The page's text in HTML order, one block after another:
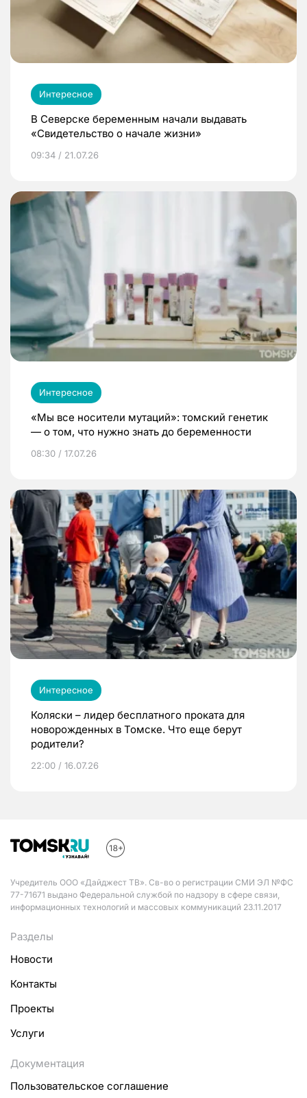
Интересное
В Северске беременным начали выдавать
«Свидетельство о начале жизни»
09:34 / 21.07.26
Интересное
«Мы все носители мутаций»: томский генетик
— о том, что нужно знать до беременности
08:30 / 17.07.26
Интересное
Коляски – лидер бесплатного проката для
новорожденных в Томске. Что еще берут
родители?
22:00 / 16.07.26
Учредитель ООО «Дайджест ТВ». Св-во о регистрации СМИ ЭЛ №ФС
77-71671 выдано Федеральной службой по надзору в сфере связи,
информационных технологий и массовых коммуникаций 23.11.2017
Разделы
Новости
Контакты
Проекты
Услуги
Документация
Пользовательское соглашение